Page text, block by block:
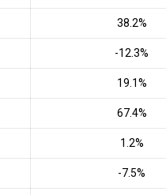
38.2%
-12.3%
19.1%
67.4%
1.2%
-7.5%